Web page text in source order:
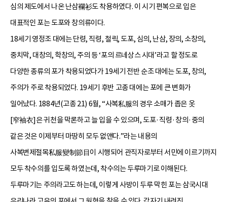
심의 제도에서 나온 난삼襴衫도 착용하였다. 이 시기 편복으로 입은
대표적인 포는 도포와 창의류이다.
18세기 영정조 대에는 단령, 직령, 철릭, 도포, 심의, 난삼, 장의, 소창의,
중치막, 대창의, 학창의, 주의 등 ‘포의 르네상스 시대’라고 할 정도로
다양한 종류의 포가 착용되었다가 19세기 전반 순조 대에는 도포, 창의,
주의가 주로 착용되었다. 19세기 후반 고종 대에는 포에 큰 변화가
일어났다. 1884년(고종 21) 6월, “사복私服의 경우 소매가 좁은 옷
[窄袖衣]은 귀천을 막론하고 늘 입을 수 있으며, 도포·직령·창의·중의
같은 것은 이제부터 마땅히 모두 없앤다.”라는 내용의
사복변제절목私服變制節目이 시행되어 관직자로부터 서민에 이르기까지
모두 착수의를 입도록 하였는데, 착수의는 두루마기로 이해된다.
두루마기는 주의라고도 하는데, 이렇게 사방이 두루 막힌 포는 삼국시대